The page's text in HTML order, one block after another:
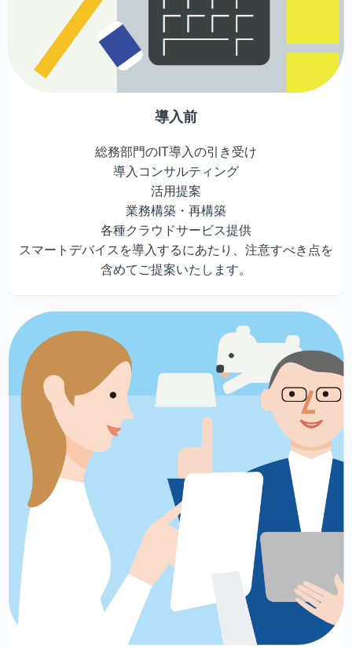
導入前
総務部門のIT導入の引き受け
導入コンサルティング
活用提案
業務構築・再構築
各種クラウドサービス提供
スマートデバイスを導入するにあたり、注意すべき点を
含めてご提案いたします。